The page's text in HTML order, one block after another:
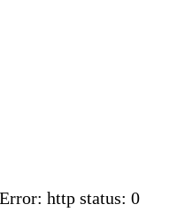
Error: http status: 0